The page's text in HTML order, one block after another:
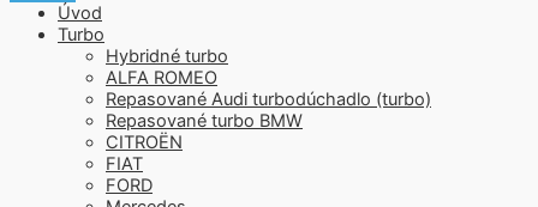
Úvod
Turbo
Hybridné turbo
ALFA ROMEO
Repasované Audi turbodúchadlo (turbo)
Repasované turbo BMW
CITROËN
FIAT
FORD